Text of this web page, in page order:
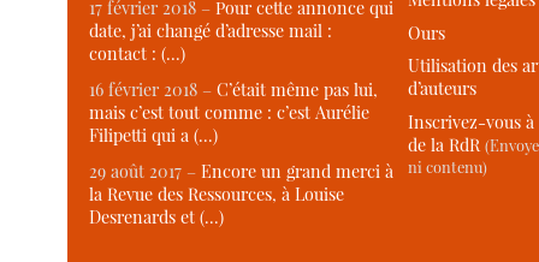
17 février 2018 –Pour cette annonce qui
date, j’ai changé d’adresse mail :
contact : (…)
16 février 2018 –C’était même pas lui,
mais c’est tout comme : c’est Aurélie
Filipetti qui a (…)
29 août 2017 –Encore un grand merci à
la Revue des Ressources, à Louise
Desrenards et (…)
Ours
Utilisation des
d’auteurs
Inscrivez-vous
de la RdR
ni contenu)